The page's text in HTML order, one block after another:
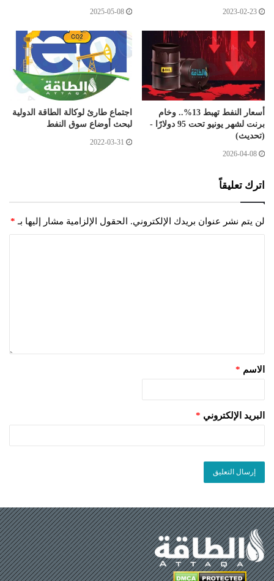
2023-02-23
2025-05-08
أسعار النفط تهبط 13%.. وخام
برنت لشهر يونيو تحت 95 دولارًا -
(تحديث)
2026-04-08
اجتماع طارئ لوكالة الطاقة الدولية
لبحث أوضاع سوق النفط
2022-03-31
اترك تعليقاً
لن يتم نشر عنوان بريدك الإلكتروني. الحقول الإلزامية مشار إليها بـ *
الاسم *
البريد الإلكتروني *